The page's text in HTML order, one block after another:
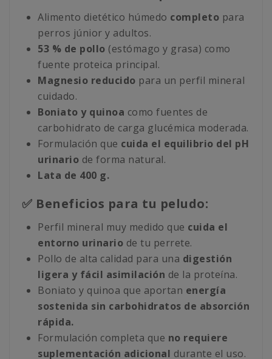
Alimento dietético húmedo completo para
perros júnior y adultos.
53 % de pollo (estómago y grasa) como
fuente proteica principal.
Magnesio reducido para un perfil mineral
cuidado.
Boniato y quinoa como fuentes de
carbohidrato de carga glucémica moderada.
Formulación que cuida el equilibrio del pH
urinario de forma natural.
Lata de 400 g.
✅ Beneficios para tu peludo:
Perfil mineral muy medido que cuida el
entorno urinario de tu perrete.
Pollo de alta calidad para una digestión
ligera y fácil asimilación de la proteína.
Boniato y quinoa que aportan energía
sostenida sin carbohidratos de absorción
rápida.
Formulación completa que no requiere
suplementación adicional durante el uso.